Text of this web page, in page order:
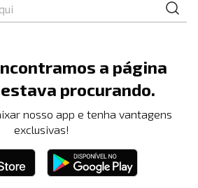
a página
procurando.
nosso app e tenha vantagens
exclusivas!